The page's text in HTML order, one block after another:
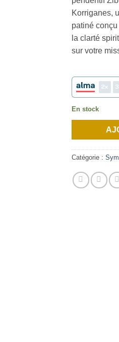
Korriganes,
patiné conçu
la clarté
sur votre
2 3
En stock
Catégorie :